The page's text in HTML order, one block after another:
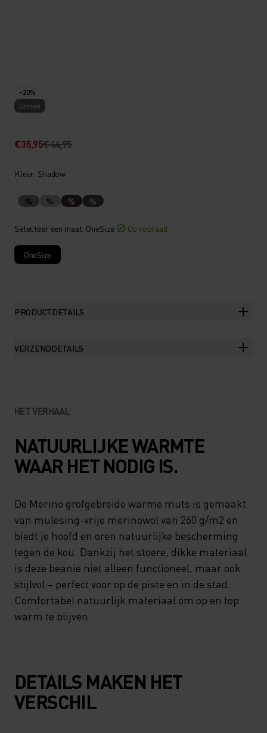
-20%
Unisex
€35,95€44,95
Kleur: Shadow
% % % %
Selecteer een maat: OneSize Op vooraad
OneSize
PRODUCTDETAILS
VERZENDDETAILS
HET VERHAAL
NATUURLIJKE WARMTE
WAAR HET NODIG IS.
De Merino grofgebreide warme muts is gemaakt
van mulesing-vrije merinowol van 260 g/m2 en
biedt je hoofd en oren natuurlijke bescherming
tegen de kou. Dankzij het stoere, dikke materiaal
is deze beanie niet alleen functioneel, maar ook
stijlvol – perfect voor op de piste en in de stad.
Comfortabel natuurlijk materiaal om op en top
warm te blijven.
DETAILS MAKEN HET
VERSCHIL